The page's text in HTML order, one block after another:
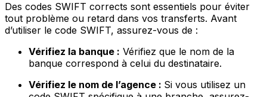
Des codes SWIFT corrects sont essentiels pour éviter
tout problème ou retard dans vos transferts. Avant
d’utiliser le code SWIFT, assurez-vous de :
Vérifiez la banque : Vérifiez que le nom de la
banque correspond à celui du destinataire.
Vérifiez le nom de l’agence : Si vous utilisez un